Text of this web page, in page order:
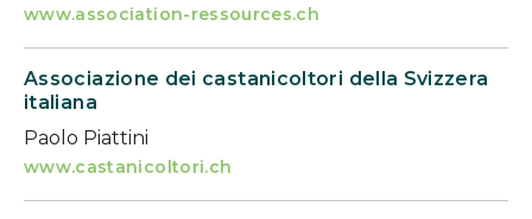
www.association-ressources.ch
Associazione dei castanicoltori della Svizzera
italiana
Paolo Piattini
www.castanicoltori.ch